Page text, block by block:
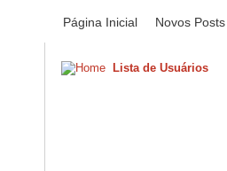
Página Inicial Novos Posts
Lista de Usuários